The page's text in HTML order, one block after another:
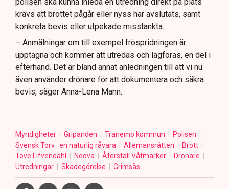
krävs att brottet pågår eller nyss har avslutats, samt
konkreta bevis eller utpekade misstänkta.
– Anmälningar om till exempel fröspridningen är
upptagna och kommer att utredas och lagföras, en del i
efterhand. Det är bland annat anledningen till att vi nu
även använder drönare för att dokumentera och säkra
bevis, säger Anna-Lena Mann.
Myndigheter Gripanden Tranemo kommun
Polisen
Svensk Torv : en naturlig råvara
Allemansrätten
Brott
Tove Lifvendahl
Neova Återställ Våtmarker
Drönare
Utredningar
Skadegörelse Grimsås